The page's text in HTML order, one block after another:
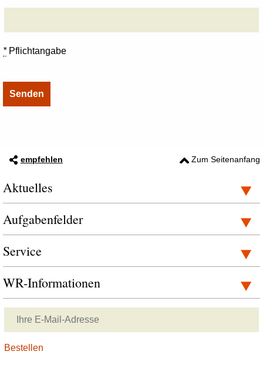
*Pflichtangabe
empfehlen Zum Seitenanfang
Aktuelles
Aufgabenfelder
Service
WR-Informationen